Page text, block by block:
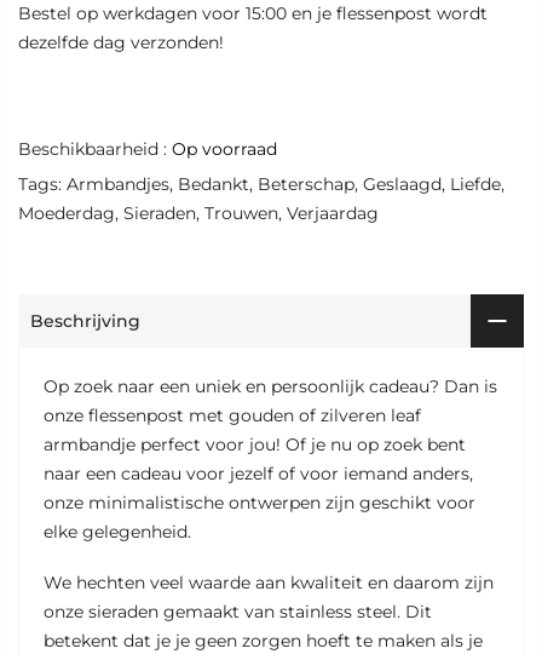
Bestel op werkdagen voor 15:00 en je flessenpost wordt
dezelfde dag verzonden!
Beschikbaarheid : Op voorraad
Tags: Armbandjes, Bedankt, Beterschap, Geslaagd, Liefde,
Moederdag, Sieraden, Trouwen, Verjaardag
Beschrijving
Op zoek naar een uniek en persoonlijk cadeau? Dan is
onze flessenpost met gouden of zilveren leaf
armbandje perfect voor jou! Of je nu op zoek bent
naar een cadeau voor jezelf of voor iemand anders,
onze minimalistische ontwerpen zijn geschikt voor
elke gelegenheid.
We hechten veel waarde aan kwaliteit en daarom zijn
onze sieraden gemaakt van stainless steel. Dit
betekent dat je je geen zorgen hoeft te maken als je